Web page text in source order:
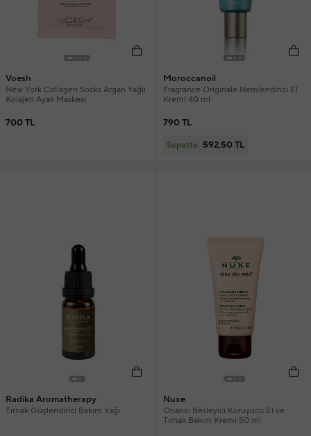
Voesh
New York Collagen Socks Argan Yağlı
Kolajen Ayak Maskesi
700 TL
Moroccanoil
Fragrance Originale Nemlendirici El
Kremi 40 ml
790 TL
Sepette 592,50 TL
Radika Aromatherapy
Tırnak Güçlendirici Bakım Yağı
Nuxe
Onarıcı Besleyici Koruyucu El ve
Tırnak Bakım Kremi 50 ml